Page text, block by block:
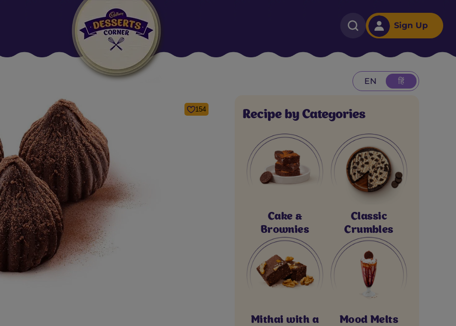
Sign Up
Suggested:
Oreo Cakes & Brownies Black Forest
Smoothies Bournville EN हिं
154 Recipe by Categories
Cake &
Brownies
Classic
Crumbles
Mithai with a
Mood Melts